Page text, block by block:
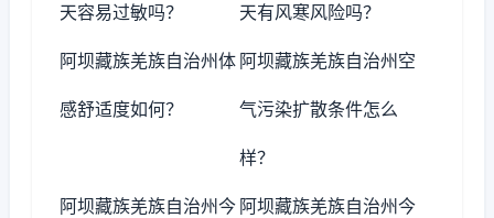
天容易过敏吗？ 天有风寒风险吗？
阿坝藏族羌族自治州体
感舒适度如何？
阿坝藏族羌族自治州空
气污染扩散条件怎么
样？
阿坝藏族羌族自治州今 阿坝藏族羌族自治州今